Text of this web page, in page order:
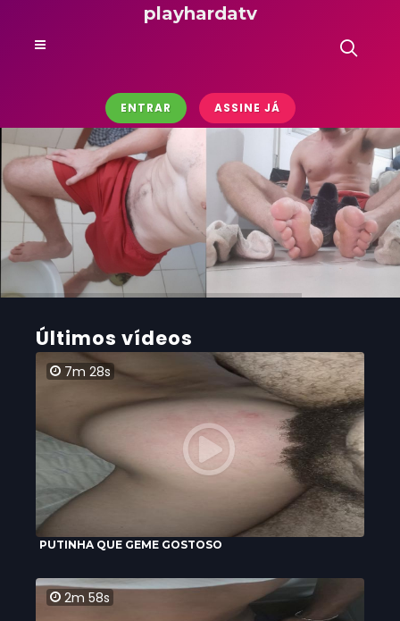
playhardatv
ENTRAR ASSINE JÁ
Últimos vídeos
7m 28s
PUTINHA QUE GEME GOSTOSO
2m 58s